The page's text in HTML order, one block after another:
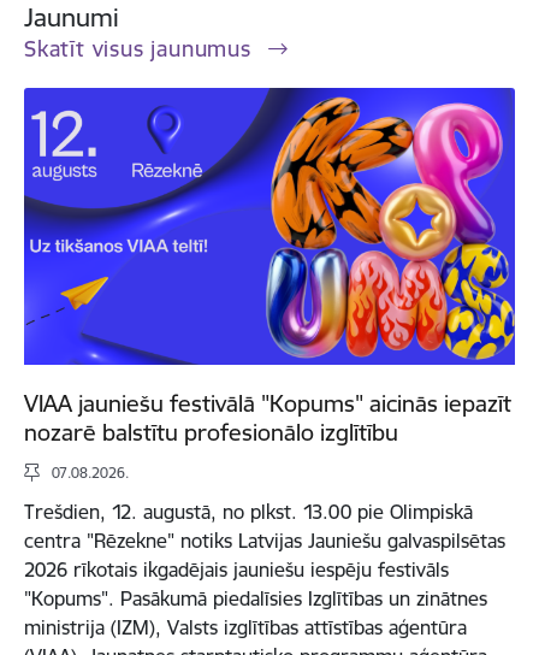
Jaunumi
Skatīt visus jaunumus
VIAA jauniešu festivālā "Kopums" aicinās iepazīt
nozarē balstītu profesionālo izglītību
07.08.2026.
Trešdien, 12. augustā, no plkst. 13.00 pie Olimpiskā
centra "Rēzekne" notiks Latvijas Jauniešu galvaspilsētas
2026 rīkotais ikgadējais jauniešu iespēju festivāls
"Kopums". Pasākumā piedalīsies Izglītības un zinātnes
ministrija (IZM), Valsts izglītības attīstības aģentūra